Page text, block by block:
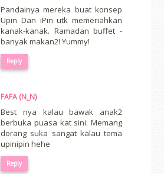
Pandainya mereka buat konsep
Upin Dan iPin utk memeriahkan
kanak-kanak. Ramadan buffet -
banyak makan2! Yummy!
Reply
FAFA (N_N)
Best nya kalau bawak anak2
berbuka puasa kat sini. Memang
dorang suka sangat kalau tema
upinipin hehe
Reply